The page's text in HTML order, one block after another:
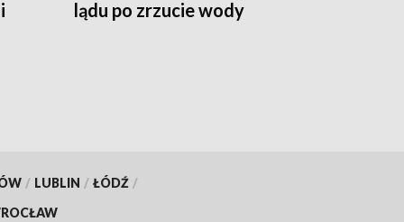
lądu po zrzucie wody
/ LUBLIN / ŁÓDŹ /